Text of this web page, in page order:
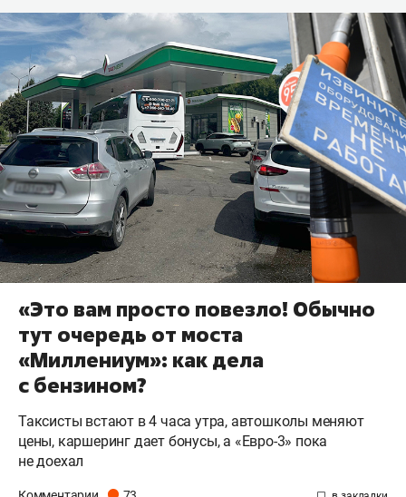
«Это вам просто повезло! Обычно
тут очередь от моста
«Миллениум»: как дела
с бензином?
Таксисты встают в 4 часа утра, автошколы меняют
цены, каршеринг дает бонусы, а «Евро-3» пока
не доехал